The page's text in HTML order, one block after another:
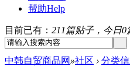
帮助Help
目前已有： 211篇贴子，今日0
中韩自贸商品网 »社区 › 分类